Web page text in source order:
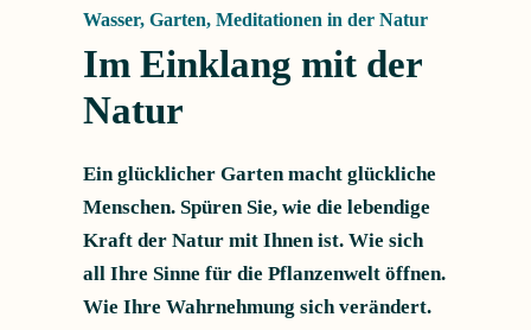
Wasser, Garten, Meditationen in der Natur
Im Einklang mit der
Natur
Ein glücklicher Garten macht glückliche
Menschen. Spüren Sie, wie die lebendige
Kraft der Natur mit Ihnen ist. Wie sich
all Ihre Sinne für die Pflanzenwelt öffnen.
Wie Ihre Wahrnehmung sich verändert.